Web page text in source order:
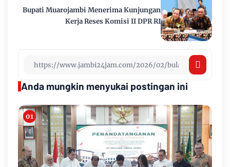
Bupati Muarojambi Menerima Kunjungan
Kerja Reses Komisi II DPR RI
Anda mungkin menyukai postingan ini